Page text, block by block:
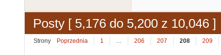
Posty [ 5,176 do 5,200 z 10,046 ]
Strony Poprzednia 1 … 206 207 208 209